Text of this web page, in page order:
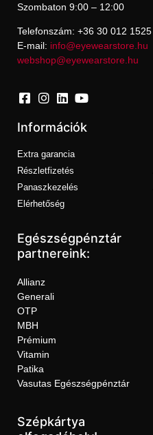
Szombaton 9:00 – 12:00
Telefonszám: +36 30 012 1525
E-mail: info@eyewearstore.hu
webshop@eyewearstore.hu
Információk
Extra garancia
Részletfizetés
Panaszkezelés
Elérhetőség
Egészségpénztár
partnereink:
Allianz
Generali
OTP
MBH
Prémium
Vitamin
Patika
Vasutas Egészségpénztár
Szépkártya